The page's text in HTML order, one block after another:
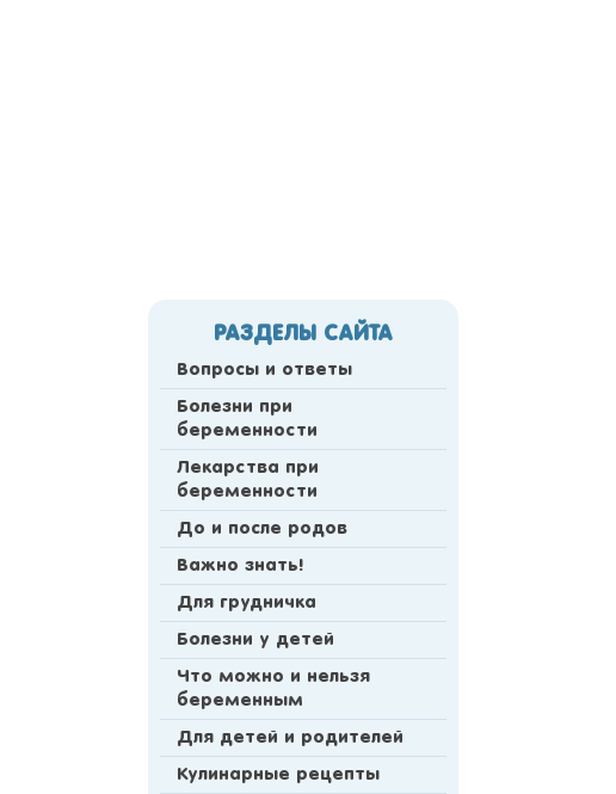
РАЗДЕЛЫ САЙТА
Вопросы и ответы
Болезни при
беременности
Лекарства при
беременности
До и после родов
Важно знать!
Для грудничка
Болезни у детей
Что можно и нельзя
беременным
Для детей и родителей
Кулинарные рецепты